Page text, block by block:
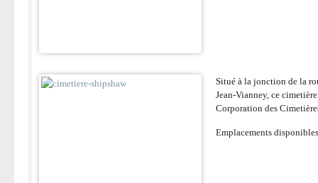
Situé à la jonction de la
Jean-Vianney, ce
Corporation des
Emplacements disponibles